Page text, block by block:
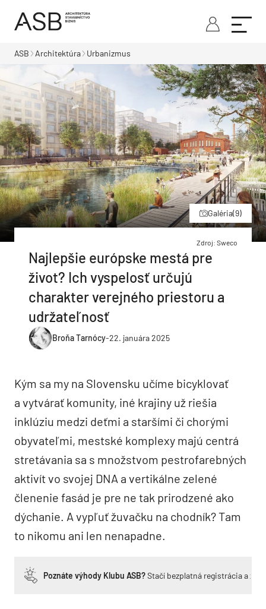
ASB Architektúra Urbanizmus
Galéria(9)
Zdroj: Sweco
Najlepšie európske mestá pre
život? Ich vyspelosť určujú
charakter verejného priestoru a
udržateľnosť
Broňa Tarnócy-22. januára 2025
Kým sa my na Slovensku učíme bicyklovať
a vytvárať komunity, iné krajiny už riešia
inklúziu medzi deťmi a staršími či chorými
obyvateľmi, mestské komplexy majú centrá
stretávania sa s množstvom pestrofarebných
aktivít vo svojej DNA a vertikálne zelené
členenie fasád je pre ne tak prirodzené ako
dýchanie. A vypľuť žuvačku na chodník? Tam
to nikomu ani len nenapadne.
Poznáte výhody Klubu ASB?Stačí bezplatná registrácia a